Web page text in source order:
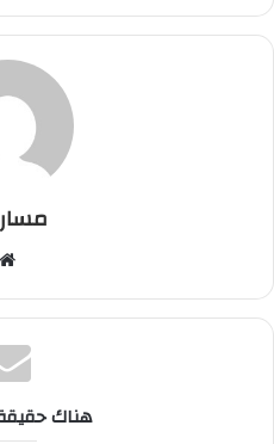
مسار
هناك حقيقة